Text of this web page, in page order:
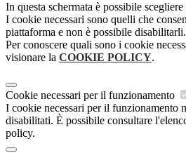
In questa schermata è possibile
I cookie necessari sono quelli che
piattaforma e non è possibile disabilitarli.
Per conoscere quali sono i cookie
visionare la COOKIE POLICY.
Cookie necessari per il funzionamento
I cookie necessari per il funzionamento
disabilitati. È possibile consultare
policy.